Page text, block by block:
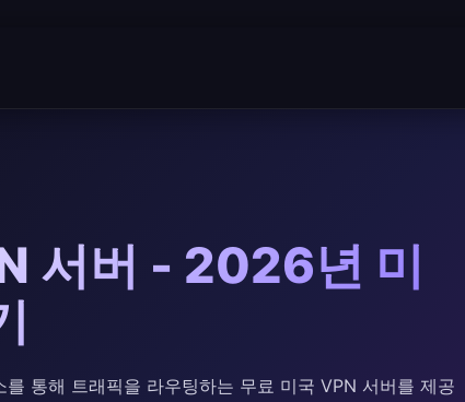
서버 - 2026년 미
통해 트래픽을 라우팅하는 무료 미국 VPN 서버를 제공